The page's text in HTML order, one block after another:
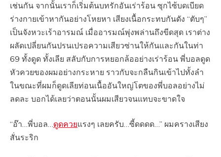
เช่นกัน จากนั้นเราก็เริ่มต้นบทรักอันเร่าร้อน ซุกไซ้บดเบียด
ร่างกายเข้าหากันอย่างโหยหา เสียงเนื้อกระทบกันดัง “ตับๆ”
เป็นจังหวะเร้าอารมณ์ เมื่ออารมณ์พุ่งพล่านถึงขีดสุด เราต่าง
ผลัดเปลี่ยนกันปรนเปรอความเสียวซ่านให้กันและกันในท่า
69 ทั้งดูด ทั้งเลีย สลับกับการหยอกล้ออย่างเร่าร้อน พี่บอลดูด
หัวควยของผมอย่างกระหาย ราวกับจะกลืนกินเข้าไปทั้งลำ
ในขณะที่ผมก็ดูดเลียท่อนเนื้ออันใหญ่โตของพี่บอลอย่างไม่
ลดละ บอกได้เลยว่าตอนนั้นผมเสียวจนแทบจะขาดใจ
“อ๊า…พี่บอล…ดูดควยแรงๆ เลยครับ…ซี้ดดดด…” ผมครางเสียง
สั่นระริก